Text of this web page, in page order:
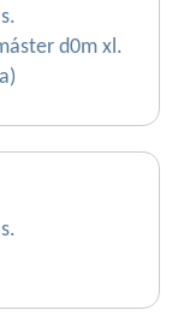
d0m xl.